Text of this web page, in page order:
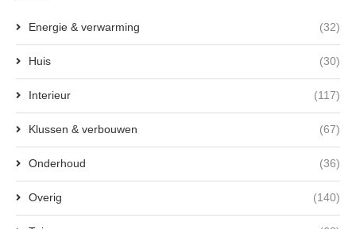
Energie & verwarming (32)
Huis (30)
Interieur (117)
Klussen & verbouwen (67)
Onderhoud (36)
Overig (140)